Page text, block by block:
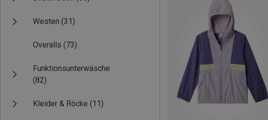
Westen (31)
Overalls (73)
Funktionsunterwäsche
(82)
Kleider & Röcke (11)